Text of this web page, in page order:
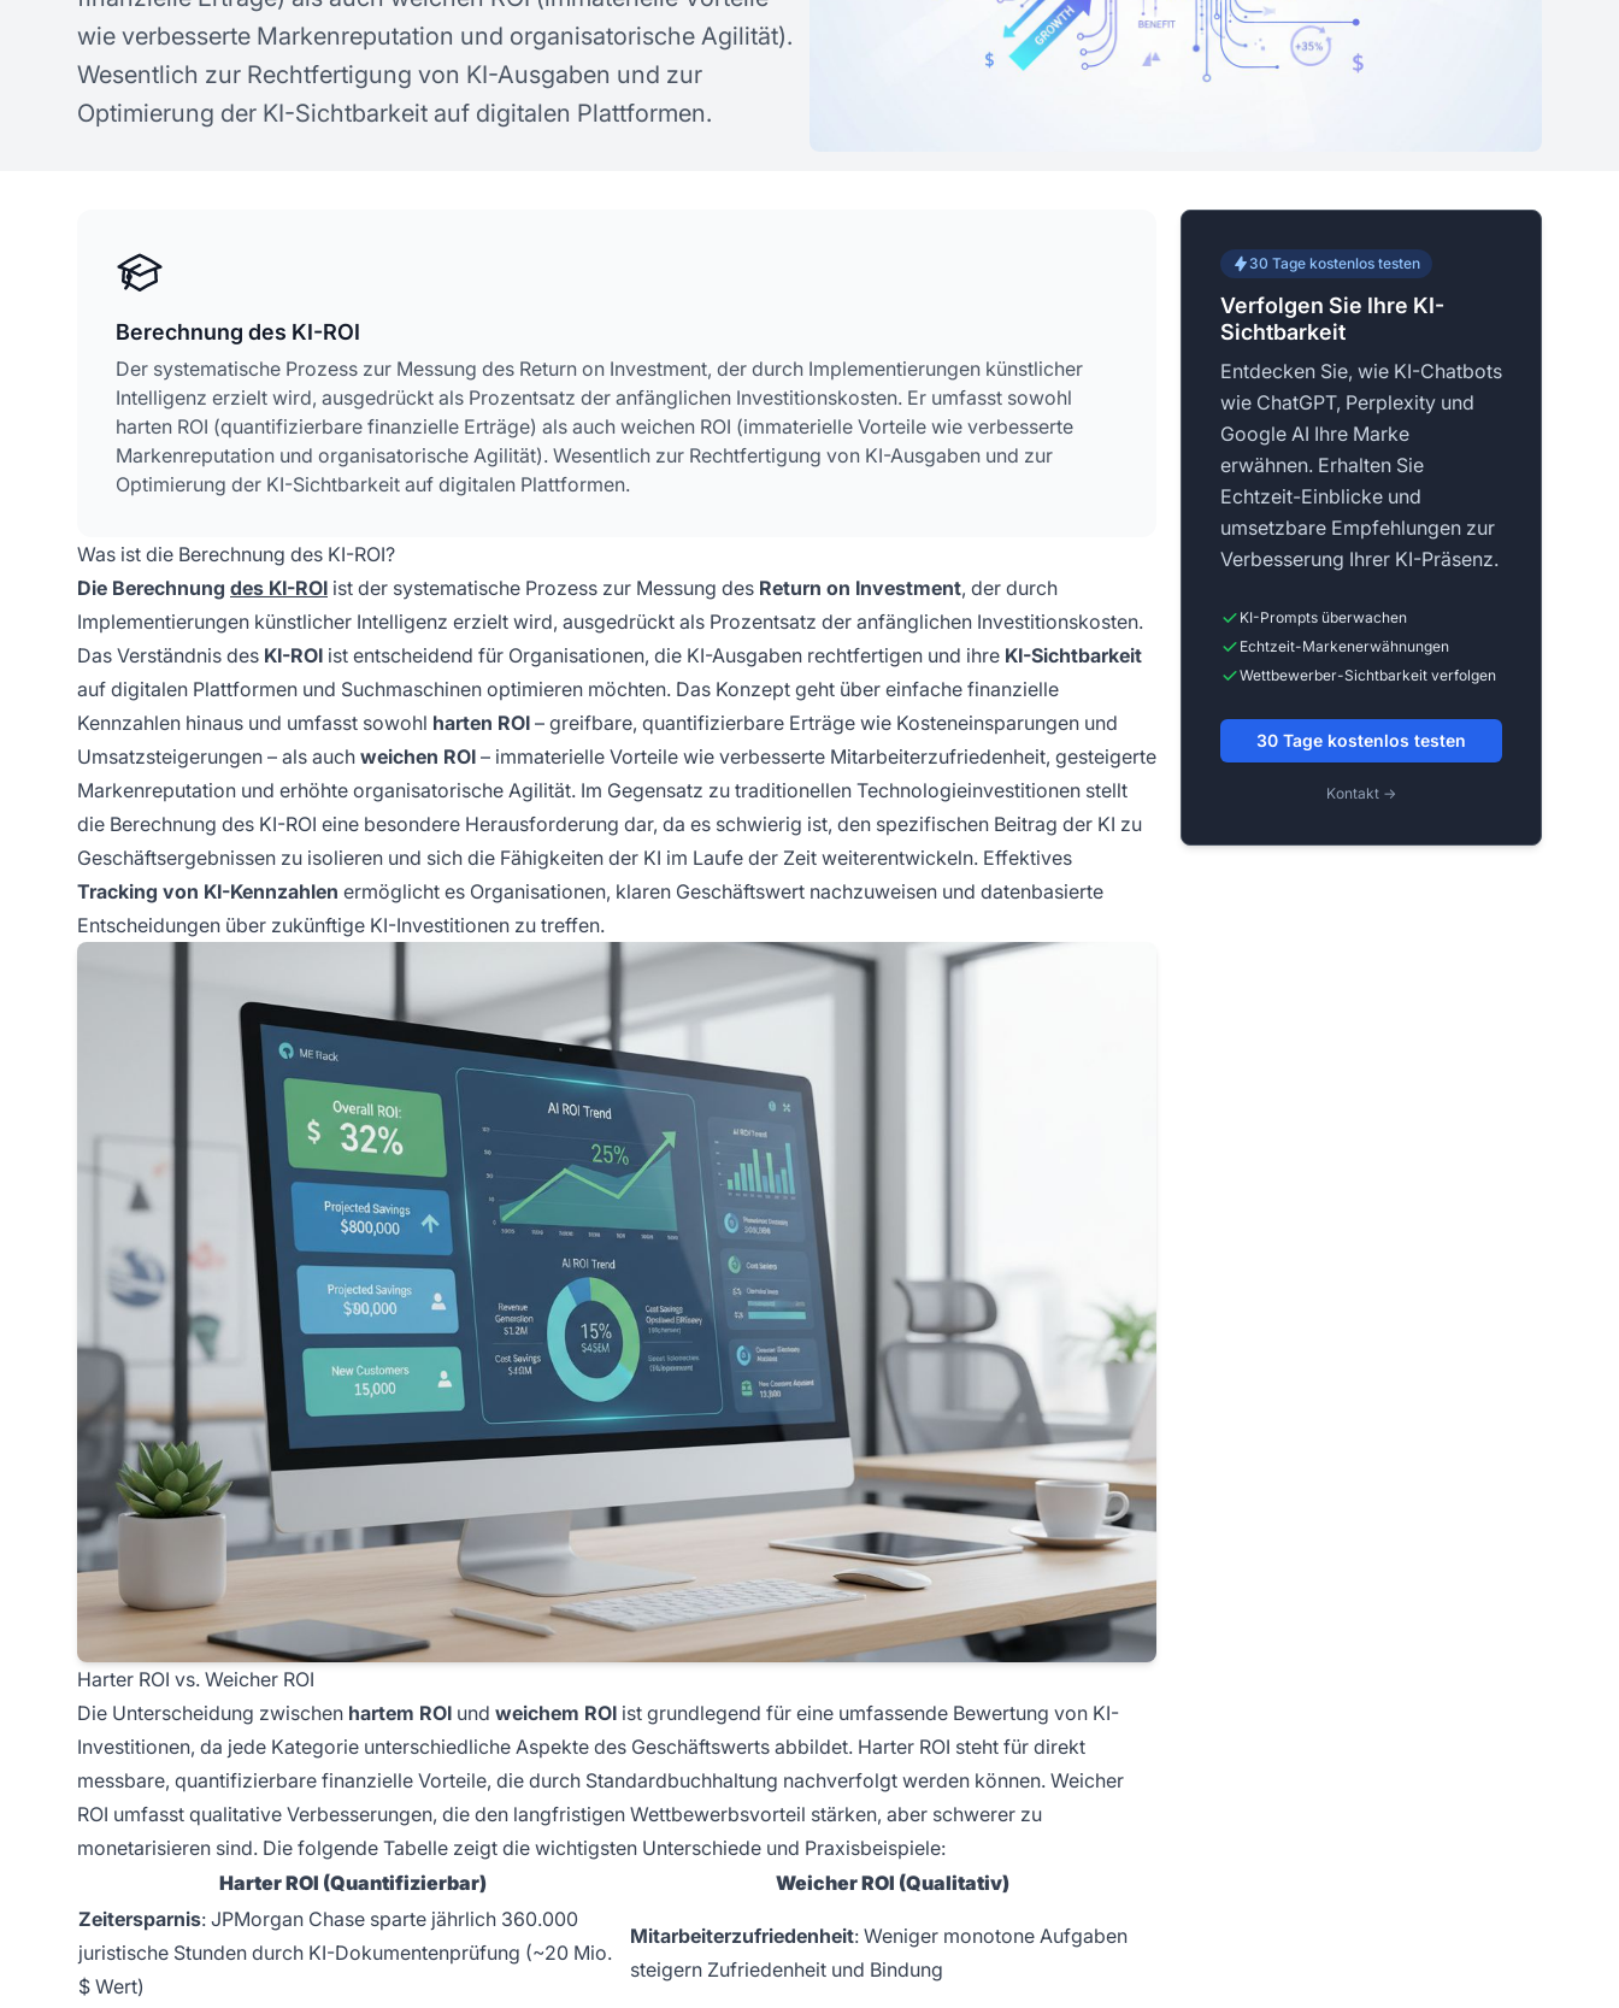
wie verbesserte Markenreputation und organisatorische Agilität).
Wesentlich zur Rechtfertigung von KI-Ausgaben und zur
Optimierung der KI-Sichtbarkeit auf digitalen Plattformen.
Berechnung des KI-ROI
Der systematische Prozess zur Messung des Return on Investment, der durch Implementierungen künstlicher
Intelligenz erzielt wird, ausgedrückt als Prozentsatz der anfänglichen Investitionskosten. Er umfasst sowohl
harten ROI (quantifizierbare finanzielle Erträge) als auch weichen ROI (immaterielle Vorteile wie verbesserte
Markenreputation und organisatorische Agilität). Wesentlich zur Rechtfertigung von KI-Ausgaben und zur
Optimierung der KI-Sichtbarkeit auf digitalen Plattformen.
Was ist die Berechnung des KI-ROI?
Die Berechnung des KI-ROI ist der systematische Prozess zur Messung des Return on Investment, der durch
Implementierungen künstlicher Intelligenz erzielt wird, ausgedrückt als Prozentsatz der anfänglichen Investitionskosten.
Das Verständnis des KI-ROI ist entscheidend für Organisationen, die KI-Ausgaben rechtfertigen und ihre KI-Sichtbarkeit
auf digitalen Plattformen und Suchmaschinen optimieren möchten. Das Konzept geht über einfache finanzielle
Kennzahlen hinaus und umfasst sowohl harten ROI – greifbare, quantifizierbare Erträge wie Kosteneinsparungen und
Umsatzsteigerungen – als auch weichen ROI – immaterielle Vorteile wie verbesserte Mitarbeiterzufriedenheit, gesteigerte
Markenreputation und erhöhte organisatorische Agilität. Im Gegensatz zu traditionellen Technologieinvestitionen stellt
die Berechnung des KI-ROI eine besondere Herausforderung dar, da es schwierig ist, den spezifischen Beitrag der KI zu
Geschäftsergebnissen zu isolieren und sich die Fähigkeiten der KI im Laufe der Zeit weiterentwickeln. Effektives
Tracking von KI-Kennzahlen ermöglicht es Organisationen, klaren Geschäftswert nachzuweisen und datenbasierte
Entscheidungen über zukünftige KI-Investitionen zu treffen.
Harter ROI vs. Weicher ROI
Die Unterscheidung zwischen hartem ROI und weichem ROI ist grundlegend für eine umfassende Bewertung von KI-
Investitionen, da jede Kategorie unterschiedliche Aspekte des Geschäftswerts abbildet. Harter ROI steht für direkt
messbare, quantifizierbare finanzielle Vorteile, die durch Standardbuchhaltung nachverfolgt werden können. Weicher
ROI umfasst qualitative Verbesserungen, die den langfristigen Wettbewerbsvorteil stärken, aber schwerer zu
monetarisieren sind. Die folgende Tabelle zeigt die wichtigsten Unterschiede und Praxisbeispiele:
Harter ROI (Quantifizierbar)
Weicher ROI (Qualitativ)
Zeitersparnis: JPMorgan Chase sparte jährlich 360.000
juristische Stunden durch KI-Dokumentenprüfung (~20 Mio.
$ Wert)
Mitarbeiterzufriedenheit: Weniger monotone Aufgaben
steigern Zufriedenheit und Bindung
30 Tage kostenlos testen
Verfolgen Sie Ihre KI-
Sichtbarkeit
Entdecken Sie, wie KI-Chatbots
wie ChatGPT, Perplexity und
Google AI Ihre Marke
erwähnen. Erhalten Sie
Echtzeit-Einblicke und
umsetzbare Empfehlungen zur
Verbesserung Ihrer KI-Präsenz.
KI-Prompts überwachen
Echtzeit-Markenerwähnungen
Wettbewerber-Sichtbarkeit verfolgen
30 Tage kostenlos testen
Kontakt →